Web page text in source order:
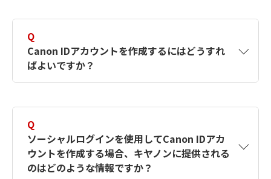
Q
Canon IDアカウントを作成するにはどうすれ
ばよいですか？
す。詳しい作成方法は【カメラ】Canon IDとは
何ですか？Canon IDの作成方法は？をご確認く
ださい。
Q
ソーシャルログインを使用してCanon IDアカ
ウントを作成する場合、キヤノンに提供される
のはどのような情報ですか？